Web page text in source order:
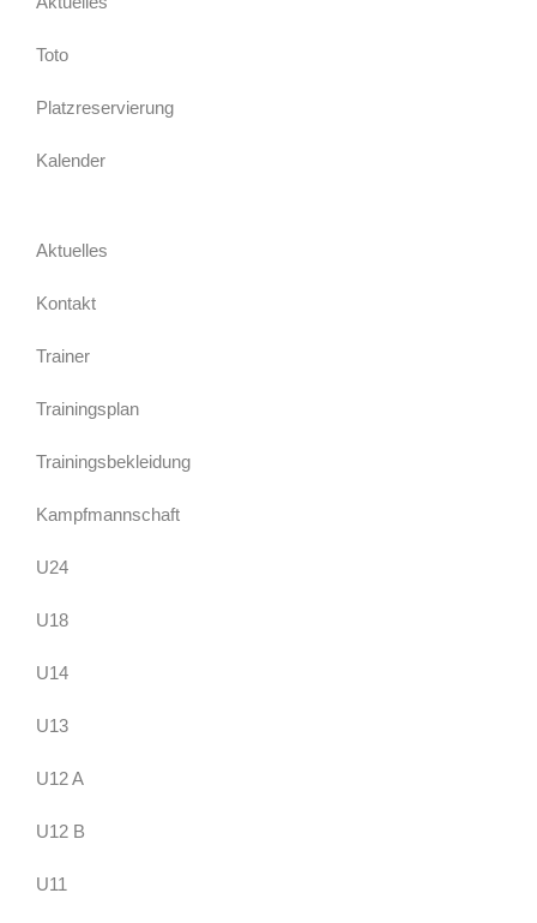
Toto
Platzreservierung
Kalender
Aktuelles
Kontakt
Trainer
Trainingsplan
Trainingsbekleidung
Kampfmannschaft
U24
U18
U14
U13
U12 A
U12 B
U11